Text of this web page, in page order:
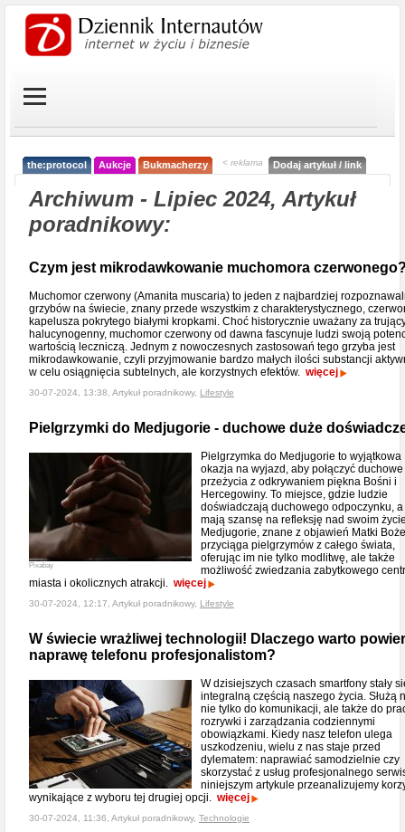
the:protocol Aukcje Bukmacherzy < reklama Dodaj artykuł / link
Archiwum - Lipiec 2024, Artykuł
poradnikowy:
Czym jest mikrodawkowanie muchomora
Muchomor czerwony (Amanita muscaria) to jeden z najbardziej
grzybów na świecie, znany przede wszystkim z charakterystycznego,
kapelusza pokrytego białymi kropkami. Choć historycznie uważany za
halucynogenny, muchomor czerwony od dawna fascynuje ludzi swoją
wartością leczniczą. Jednym z nowoczesnych zastosowań tego grzyba jest
mikrodawkowanie, czyli przyjmowanie bardzo małych ilości substancji
w celu osiągnięcia subtelnych, ale korzystnych efektów. więcej
30-07-2024, 13:38, Artykuł poradnikowy, Lifestyle
Pielgrzymki do Medjugorie - duchowe duże
Pixabay
Pielgrzymka do Medjugorie to wyjątkowa
okazja na wyjazd, aby połączyć duchowe
przeżycia z odkrywaniem piękna Bośni i
Hercegowiny. To miejsce, gdzie ludzie
doświadczają duchowego odpoczynku, a
mają szansę na refleksję nad swoim
Medjugorie, znane z objawień Matki
przyciąga pielgrzymów z całego świata,
oferując im nie tylko modlitwę, ale także
możliwość zwiedzania zabytkowego
miasta i okolicznych atrakcji. więcej
30-07-2024, 12:17, Artykuł poradnikowy, Lifestyle
W świecie wrażliwej technologii! Dlaczego warto
naprawę telefonu profesjonalistom?
W dzisiejszych czasach smartfony stały
integralną częścią naszego życia. Służą
nie tylko do komunikacji, ale także do
rozrywki i zarządzania codziennymi
obowiązkami. Kiedy nasz telefon ulega
uszkodzeniu, wielu z nas staje przed
dylematem: naprawiać samodzielnie czy
skorzystać z usług profesjonalnego
niniejszym artykule przeanalizujemy
wynikające z wyboru tej drugiej opcji. więcej
30-07-2024, 11:36, Artykuł poradnikowy, Technologie